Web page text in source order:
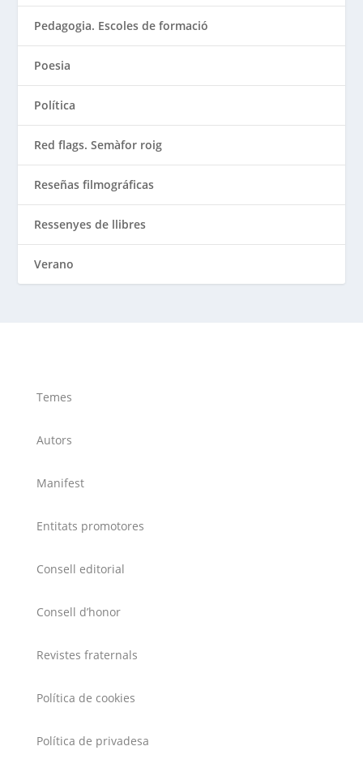
Pedagogia. Escoles de formació
Poesia
Política
Red flags. Semàfor roig
Reseñas filmográficas
Ressenyes de llibres
Verano
Temes
Autors
Manifest
Entitats promotores
Consell editorial
Consell d’honor
Revistes fraternals
Política de cookies
Política de privadesa